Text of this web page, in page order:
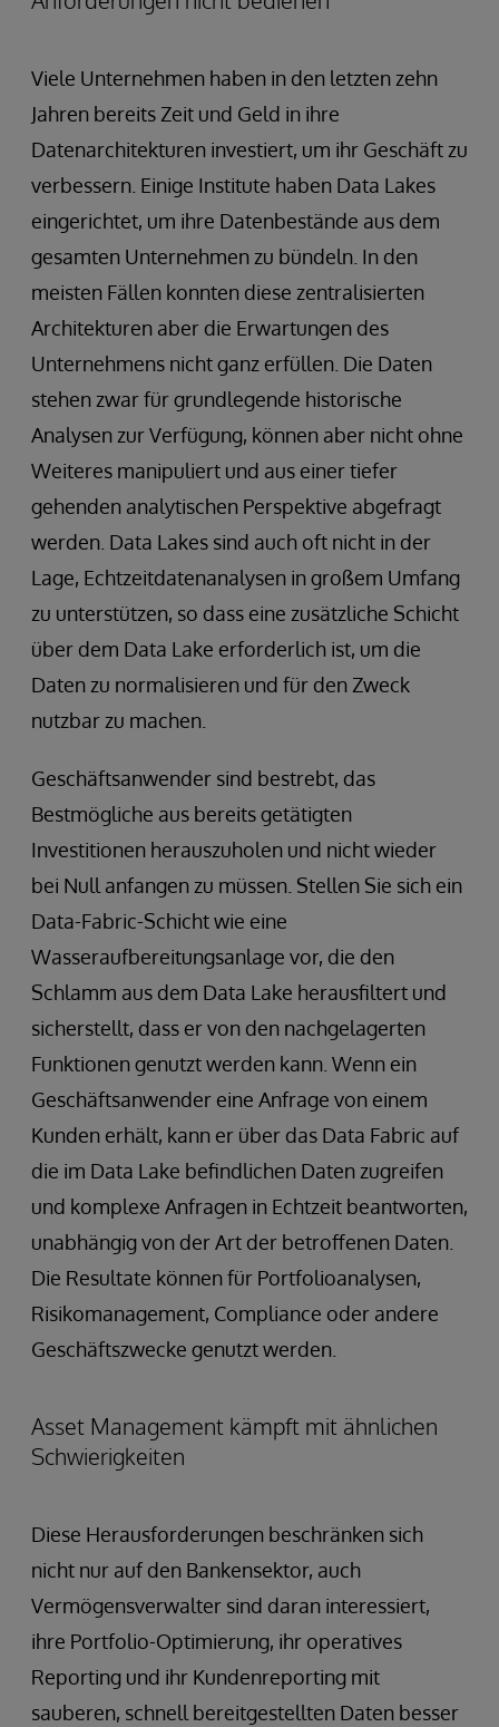
Viele Unternehmen haben in den letzten zehn
Jahren bereits Zeit und Geld in ihre
Datenarchitekturen investiert, um ihr Geschäft zu
verbessern. Einige Institute haben Data Lakes
eingerichtet, um ihre Datenbestände aus dem
gesamten Unternehmen zu bündeln. In den
meisten Fällen konnten diese zentralisierten
Architekturen aber die Erwartungen des
Unternehmens nicht ganz erfüllen. Die Daten
stehen zwar für grundlegende historische
Analysen zur Verfügung, können aber nicht ohne
Weiteres manipuliert und aus einer tiefer
gehenden analytischen Perspektive abgefragt
werden. Data Lakes sind auch oft nicht in der
Lage, Echtzeitdatenanalysen in großem Umfang
zu unterstützen, so dass eine zusätzliche Schicht
über dem Data Lake erforderlich ist, um die
Daten zu normalisieren und für den Zweck
nutzbar zu machen.
Geschäftsanwender sind bestrebt, das
Bestmögliche aus bereits getätigten
Investitionen herauszuholen und nicht wieder
bei Null anfangen zu müssen. Stellen Sie sich ein
Data-Fabric-Schicht wie eine
Wasseraufbereitungsanlage vor, die den
Schlamm aus dem Data Lake herausfiltert und
sicherstellt, dass er von den nachgelagerten
Funktionen genutzt werden kann. Wenn ein
Geschäftsanwender eine Anfrage von einem
Kunden erhält, kann er über das Data Fabric auf
die im Data Lake befindlichen Daten zugreifen
und komplexe Anfragen in Echtzeit beantworten,
unabhängig von der Art der betroffenen Daten.
Die Resultate können für Portfolioanalysen,
Risikomanagement, Compliance oder andere
Geschäftszwecke genutzt werden.
Asset Management kämpft mit ähnlichen
Schwierigkeiten
Diese Herausforderungen beschränken sich
nicht nur auf den Bankensektor, auch
Vermögensverwalter sind daran interessiert,
ihre Portfolio-Optimierung, ihr operatives
Reporting und ihr Kundenreporting mit
sauberen, schnell bereitgestellten Daten besser